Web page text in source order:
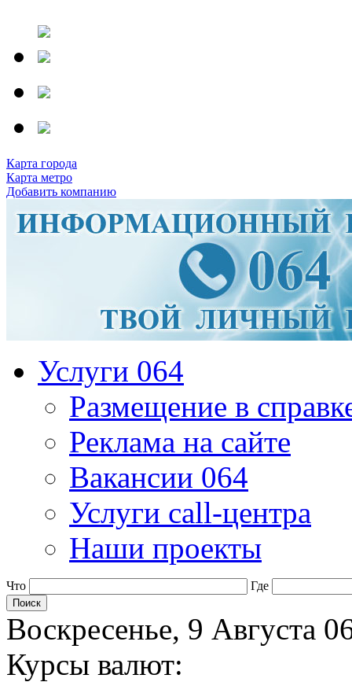
Карта города
Карта метро
Добавить компанию
Услуги 064
Размещение в
Реклама на сайте
Вакансии 064
Услуги call-центра
Наши проекты
Что Где
Воскресенье, 9 Августа
Курсы валют: